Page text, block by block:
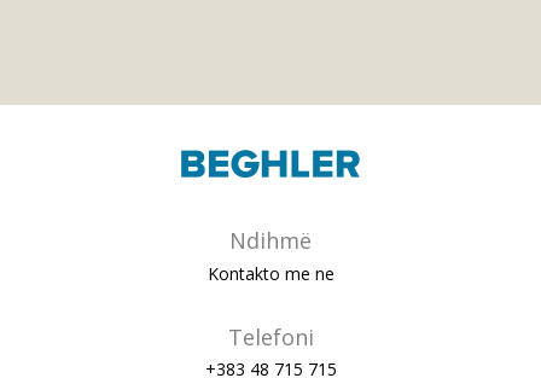
Ndihmë
Kontakto me ne
Telefoni
+383 48 715 715